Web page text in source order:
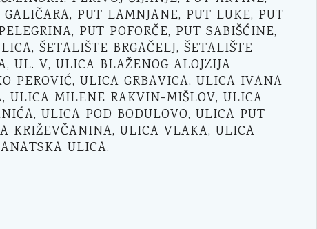
PUT LAMNJANE, PUT LUKE, PUT
PUT POFORČE, PUT SABIŠĆINE,
ŠETALIŠTE BRGAČELJ, ŠETALIŠTE
UL. V, ULICA BLAŽENOG ALOJZIJA
PEROVIĆ, ULICA GRBAVICA, ULICA IVANA
ULICA MILENE RAKVIN-MIŠLOV, ULICA
ULICA POD BODULOVO, ULICA PUT
KRIŽEVČANINA, ULICA VLAKA, ULICA
ULICA.